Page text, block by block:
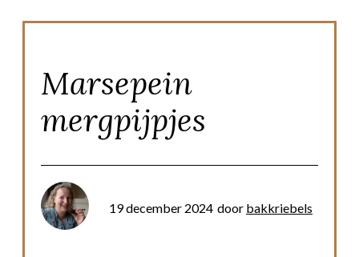
Marsepein
mergpijpjes
19 december 2024 door bakkriebels